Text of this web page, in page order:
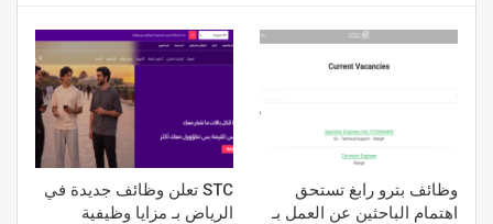
وظائف بترو رابغ تستحق
اهتمام الباحثين عن العمل بـ
STC تعلن وظائف جديدة في
الرياض بـ مزايا وظيفية